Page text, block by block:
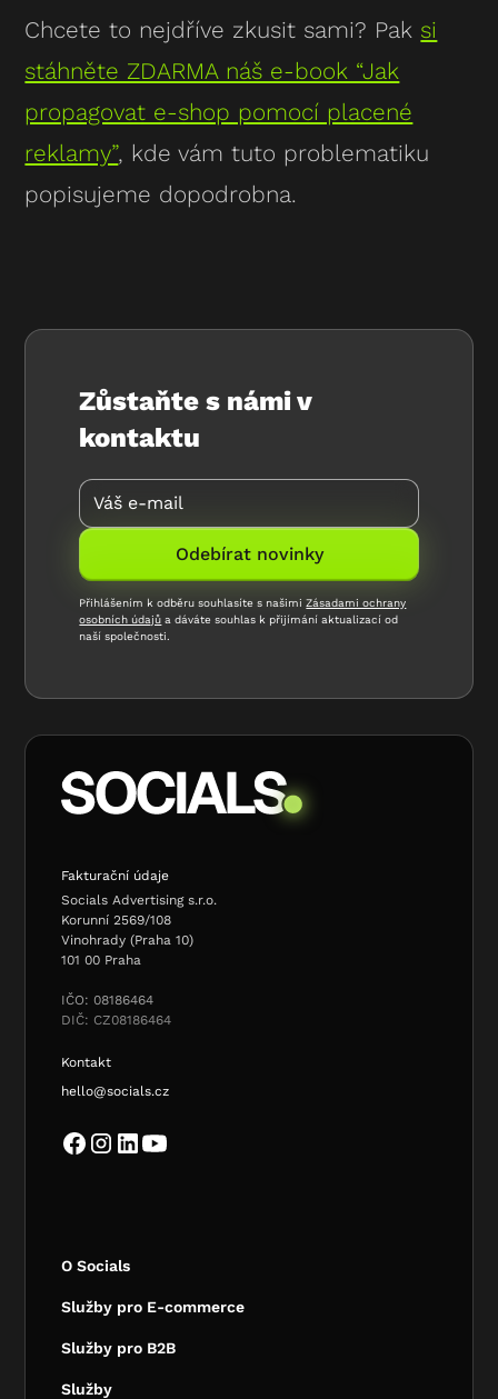
Chcete to nejdříve zkusit sami? Pak si
stáhněte ZDARMA náš e-book “Jak
propagovat e-shop pomocí placené
reklamy”, kde vám tuto problematiku
popisujeme dopodrobna.
Zůstaňte s námi v
kontaktu
Přihlášením k odběru souhlasíte s našimiZásadami ochrany
osobních údajů a dáváte souhlas k přijímání aktualizací od
naší společnosti.
Fakturační údaje
Socials Advertising s.r.o.
Korunní 2569/108
Vinohrady (Praha 10)
101 00 Praha
IČO: 08186464
DIČ: CZ08186464
Kontakt
hello@socials.cz
O Socials
Služby pro E-commerce
Služby pro B2B
Služby